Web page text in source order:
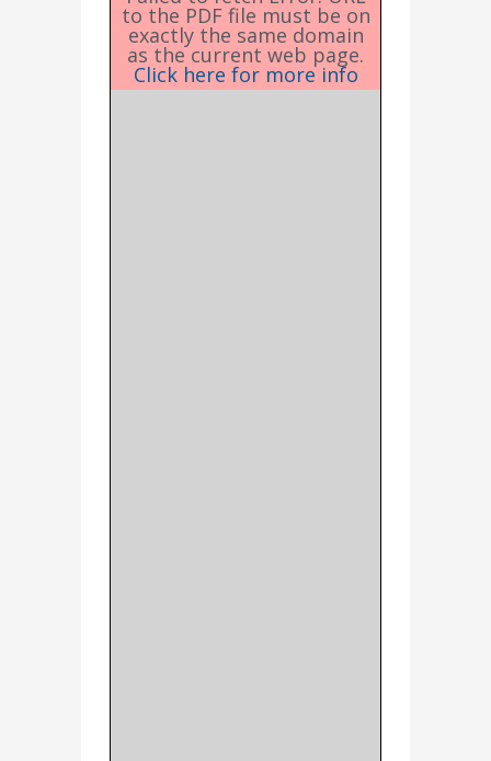
to the PDF file must be on
exactly the same domain
as the current web page.
Click here for more info